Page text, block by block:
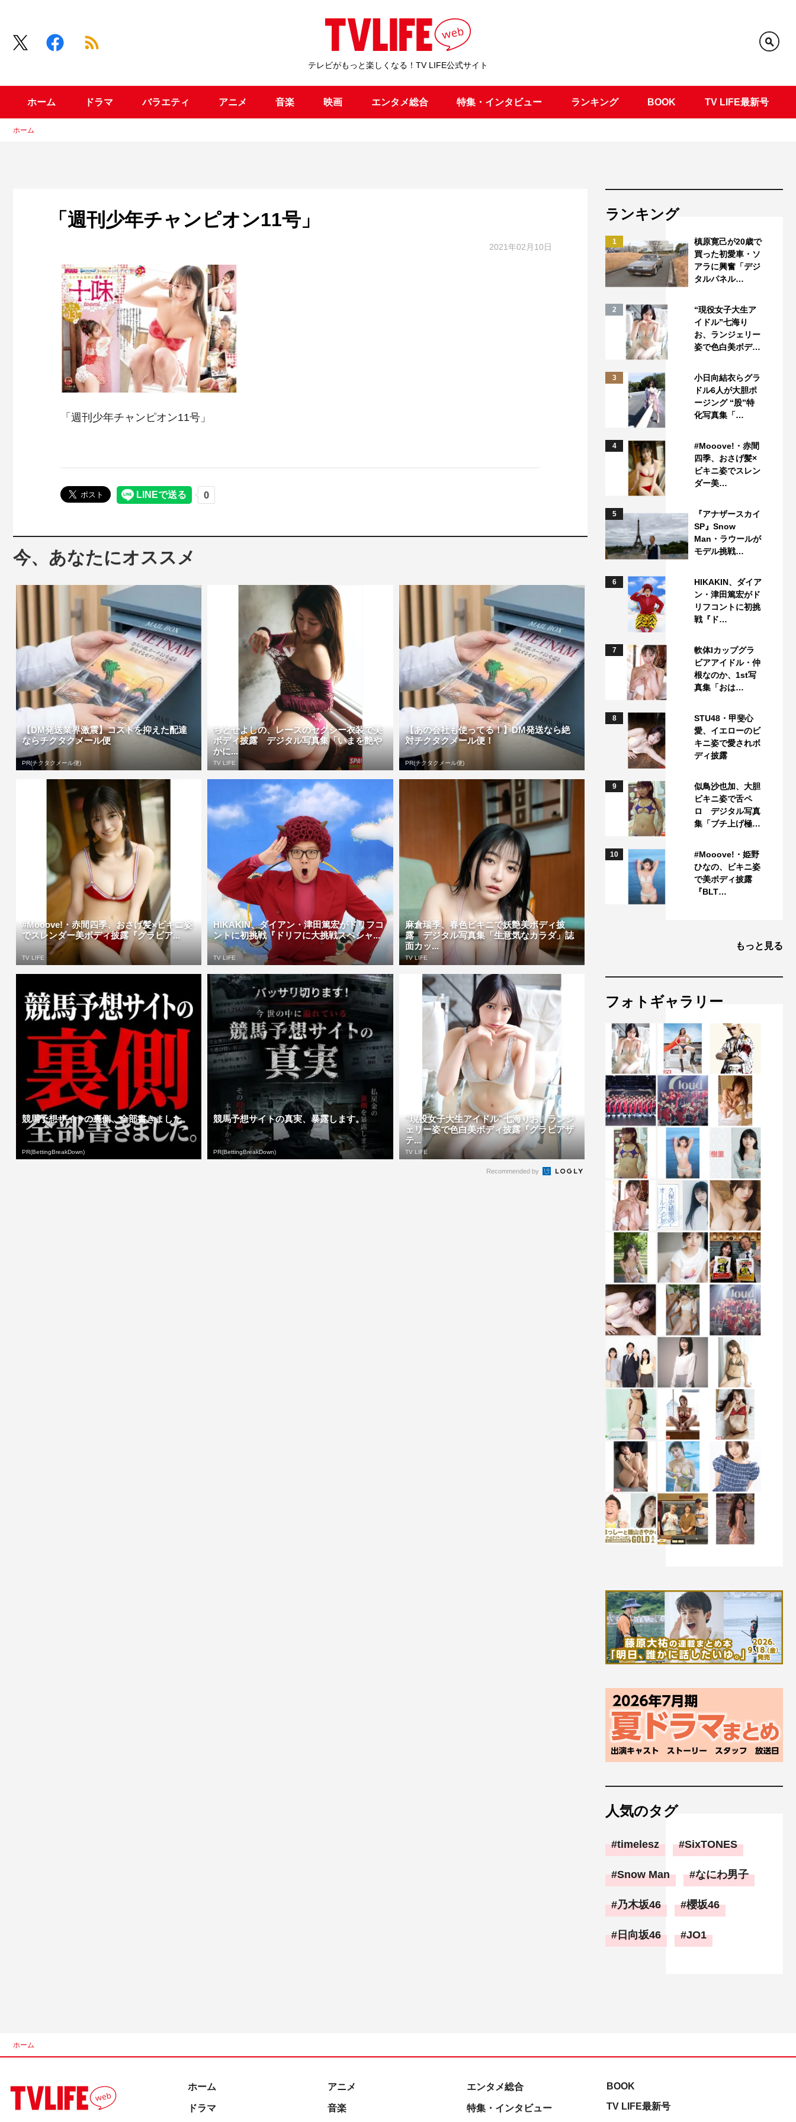
テレビがもっと楽しくなる！TV LIFE公式サイト
ホーム ドラマ バラエティ アニメ 音楽 映画 エンタメ総合 特集・インタビュー ランキング BOOK TV LIFE最新号
ホーム
「週刊少年チャンピオン11号」
2021年02月10日
「週刊少年チャンピオン11号」
今、あなたにオススメ
【DM発送業界激震】コストを抑えた配達
ならチクタクメール便
PR(チクタクメール便)
ちとせよしの、レースのセクシー衣装で美
ボディ披露 デジタル写真集「いまを艶や
かに...
TV LIFE
【あの会社も使ってる！】DM発送なら絶
対チクタクメール便！
PR(チクタクメール便)
#Mooove!・赤間四季、おさげ髪×ビキニ姿
でスレンダー美ボディ披露『グラビア...
TV LIFE
HIKAKIN、ダイアン・津田篤宏がドリフコ
ントに初挑戦『ドリフに大挑戦スペシャ...
TV LIFE
麻倉瑞季、春色ビキニで妖艶美ボディ披
露 デジタル写真集「生意気なカラダ」誌
面カッ...
TV LIFE
競馬予想サイトの裏側、全部書きました。
PR(BettingBreakDown)
競馬予想サイトの真実、暴露します。
PR(BettingBreakDown)
”現役女子大生アイドル”七海りお、ランジ
ェリー姿で色白美ボディ披露『グラビアザ
テ...
TV LIFE
Recommended by
ランキング
1
槙原寛己が20歳で
買った初愛車・ソ
アラに興奮「デジ
タルパネル…
2
“現役女子大生ア
イドル”七海り
お、ランジェリー
姿で色白美ボデ…
3
小日向結衣らグラ
ドル6人が大胆ポ
ージング “股”特
化写真集「…
4
#Mooove!・赤間
四季、おさげ髪×
ビキニ姿でスレン
ダー美…
5
『アナザースカイ
SP』Snow
Man・ラウールが
モデル挑戦…
6
HIKAKIN、ダイア
ン・津田篤宏がド
リフコントに初挑
戦『ド…
7
軟体Iカップグラ
ビアアイドル・仲
根なのか、1st写
真集「おは…
8
STU48・甲斐心
愛、イエローのビ
キニ姿で愛されボ
ディ披露
9
似鳥沙也加、大胆
ビキニ姿で舌ペ
ロ デジタル写真
集「ブチ上げ極…
10
#Mooove!・姫野
ひなの、ビキニ姿
で美ボディ披露
『BLT…
もっと見る
フォトギャラリー
人気のタグ
timelesz SixTONES
Snow Man なにわ男子
乃木坂46 櫻坂46
日向坂46 JO1
ホーム
ホーム
ドラマ
アニメ
音楽
エンタメ総合
特集・インタビュー
BOOK
TV LIFE最新号